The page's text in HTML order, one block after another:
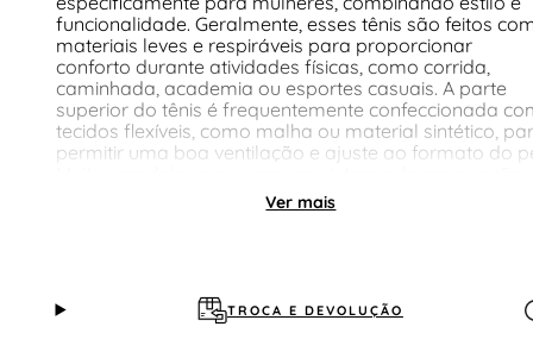
funcionalidade. Geralmente, esses tênis são feitos
materiais leves e respiráveis para proporcionar
conforto durante atividades físicas, como corrida,
caminhada, academia ou esportes casuais. A parte
superior do tênis é frequentemente confeccionada
tecidos flexíveis, como malha ou material sintético,
permitir uma boa ventilação e ajuste ao formato do
como cadarços, para ajustar a firmeza conforme a
Ver mais
TROCA E DEVOLUÇÃO